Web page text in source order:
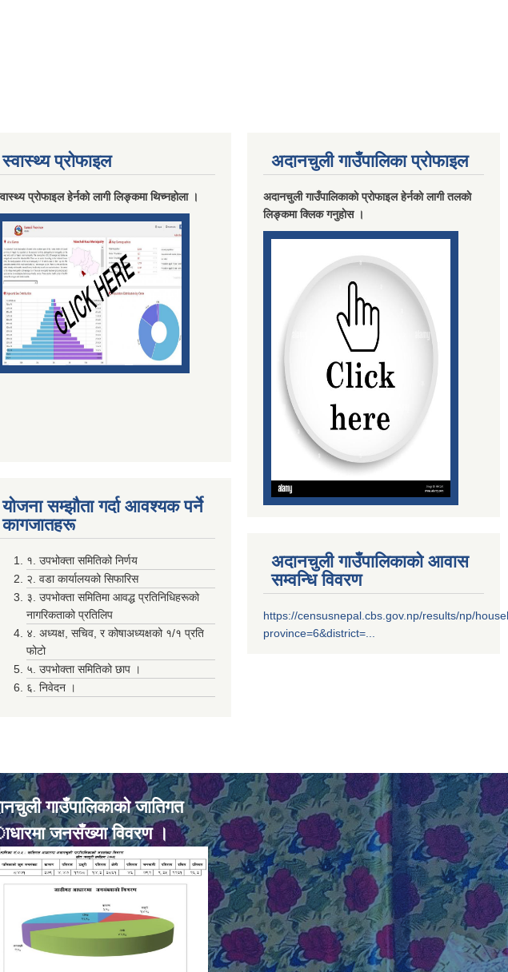
स्वास्थ्य प्राेफाइल
प्राेफाइल हेर्नकाे लागी लिङ्कमा थिच्नहाेला ।
योजना सम्झाैता गर्दा आवश्यक पर्ने
कागजातहरू
१. उपभोक्ता समितिको निर्णय
२. वडा कार्यालयको सिफारिस
३. उपभोक्ता समितिमा आवद्ध प्रतिनिधिहरूको
नागरिकताको प्रतिलिप
४. अध्यक्ष, सचिव, र कोषाअध्यक्षको १/१ प्रति
फोटो
५. उपभोक्ता समितिको छाप ।
६. निवेदन ।
अदानचुली गाउँपालिका प्राेफाइल
अदानचुली गाउँपालिकाकाे प्राेफाइल हेर्नकाे लागी तलकाे
लिङ्कमा क्लिक गनुहाेस ।
अदानचुली गाउँपालिकाको आवास
सम्वन्धि विवरण
https://censusnepal.cbs.gov.np/results/np/
province=6&district=...
गाउँपालिकाकाे जातिगत
जनसँख्या विवरण ।